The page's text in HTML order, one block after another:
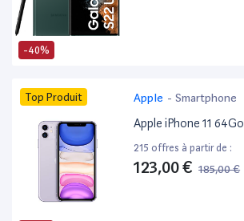
-40%
Top Produit Apple - Smartphone
Apple iPhone 11 64Go
215 offres à partir de :
123,00 € 185,00 €